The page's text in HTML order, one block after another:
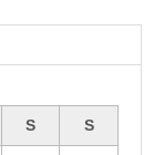
S S